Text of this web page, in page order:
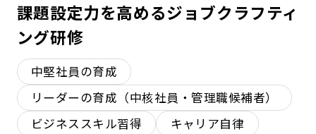
課題設定力を高めるジョブクラフティ
ング研修
中堅社員の育成
リーダーの育成（中核社員・管理職候補者）
ビジネススキル習得
キャリア自律